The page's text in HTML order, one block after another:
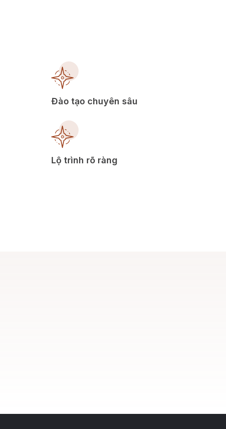
Đào tạo chuyên sâu
Lộ trình rõ ràng